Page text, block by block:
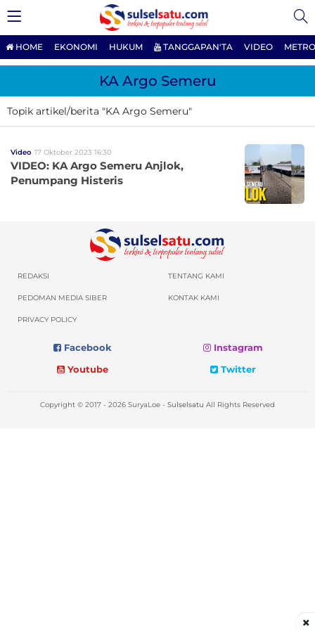
HOME EKONOMI HUKUM TANGGAPAN'TA VIDEO
KA Argo Semeru
Topik artikel/berita "KA Argo Semeru"
Video 17 Oktober 2023 16:30
VIDEO: KA Argo Semeru Anjlok,
Penumpang Histeris
REDAKSI TENTANG KAMI
PEDOMAN MEDIA SIBER KONTAK KAMI
PRIVACY POLICY
Facebook
Instagram
Youtube
Twitter
Copyright © 2017 - 2026 SuryaLoe - Sulselsatu All Rights Reserved
×